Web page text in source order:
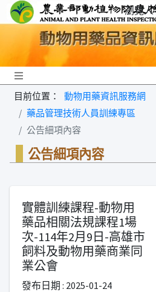
瀏覽人
Toggle navigation
目前位置：
動物用藥資訊服務網
藥品管理技術人員訓練專區
公告細項內容
公告細項內容
實體訓練課程-動物用
藥品相關法規課程1場
次-114年2月9日-高雄市
飼料及動物用藥商業同
業公會
發布日期 : 2025-01-24